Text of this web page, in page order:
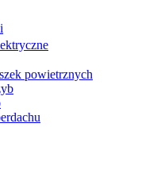
powietrznych